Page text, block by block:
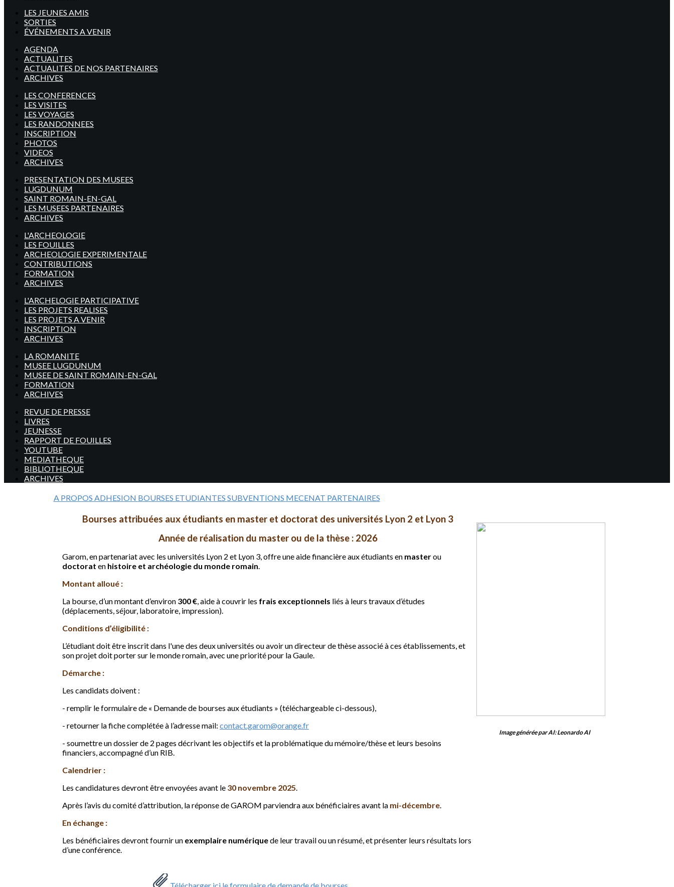
LES JEUNES AMIS
SORTIES
ÉVÉNEMENTS A VENIR
AGENDA
ACTUALITES
ACTUALITES DE NOS PARTENAIRES
ARCHIVES
LES CONFERENCES
LES VISITES
LES VOYAGES
LES RANDONNEES
INSCRIPTION
PHOTOS
VIDEOS
ARCHIVES
PRESENTATION DES MUSEES
LUGDUNUM
SAINT ROMAIN-EN-GAL
LES MUSEES PARTENAIRES
ARCHIVES
L'ARCHEOLOGIE
LES FOUILLES
ARCHEOLOGIE EXPERIMENTALE
CONTRIBUTIONS
FORMATION
ARCHIVES
L'ARCHELOGIE PARTICIPATIVE
LES PROJETS REALISES
LES PROJETS A VENIR
INSCRIPTION
ARCHIVES
LA ROMANITE
MUSEE LUGDUNUM
MUSEE DE SAINT ROMAIN-EN-GAL
FORMATION
ARCHIVES
REVUE DE PRESSE
LIVRES
JEUNESSE
RAPPORT DE FOUILLES
YOUTUBE
MEDIATHEQUE
BIBLIOTHEQUE
ARCHIVES
A PROPOS ADHESION BOURSES ETUDIANTES SUBVENTIONS MECENAT PARTENAIRES
Bourses attribuées aux étudiants en master et doctorat des universités Lyon 2 et Lyon 3
Année de réalisation du master ou de la thèse : 2026
Garom, en partenariat avec les universités Lyon 2 et Lyon 3, offre une aide financière aux étudiants en masterou
doctorat en histoire et archéologie du monde romain.
Montant alloué :
La bourse, d’un montant d’environ 300 €, aide à couvrir les frais exceptionnels liés à leurs travaux d’études
(déplacements, séjour, laboratoire, impression).
Conditions d’éligibilité :
L’étudiant doit être inscrit dans l'une des deux universités ou avoir un directeur de thèse associé à ces établissements, et
son projet doit porter sur le monde romain, avec une priorité pour la Gaule.
Démarche :
Les candidats doivent :
- remplir le formulaire de « Demande de bourses aux étudiants » (téléchargeable ci-dessous),
- retourner la fiche complétée à l’adresse mail: contact.garom@orange.fr
- soumettre un dossier de 2 pages décrivant les objectifs et la problématique du mémoire/thèse et leurs besoins
financiers, accompagné d’un RIB.
Calendrier :
Les candidatures devront être envoyées avant le 30 novembre 2025.
Après l’avis du comité d’attribution, la réponse de GAROM parviendra aux bénéficiaires avant la mi-décembre.
En échange :
Les bénéficiaires devront fournir un exemplaire numériquede leur travail ou un résumé, et présenter leurs résultats lors
d’une conférence.
Image générée par AI: Leonardo AI